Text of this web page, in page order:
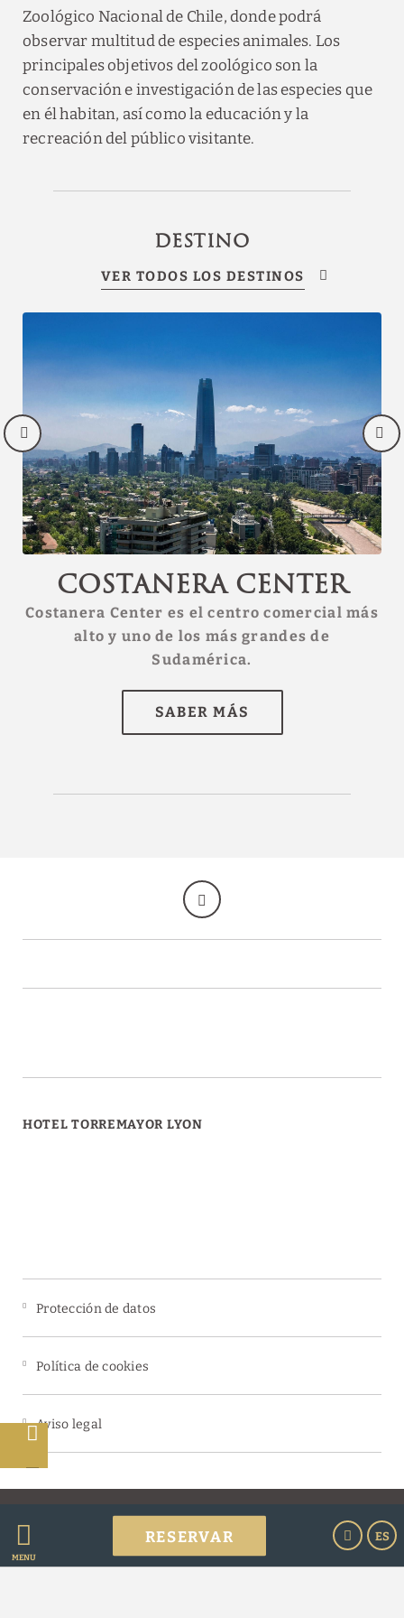
MENÚ
ES
RESERVAR
Zoológico Nacional de Chile, donde podrá
observar multitud de especies animales. Los
principales objetivos del zoológico son la
conservación e investigación de las especies que
en él habitan, así como la educación y la
recreación del público visitante.
DESTINO
VER TODOS LOS DESTINOS
Costanera Center
Costanera Center es el centro comercial más
alto y uno de los más grandes de
Sudamérica.
SABER MÁS
HOTEL TORREMAYOR LYON
Protección de datos
Política de cookies
Aviso legal
Powered by Keytel
VER OFERTAS
RESERVAR